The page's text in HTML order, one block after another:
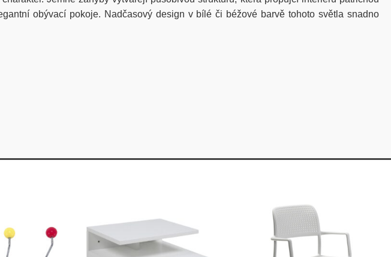
obývací pokoje. Nadčasový design v bílé či béžové barvě tohoto světla snadno